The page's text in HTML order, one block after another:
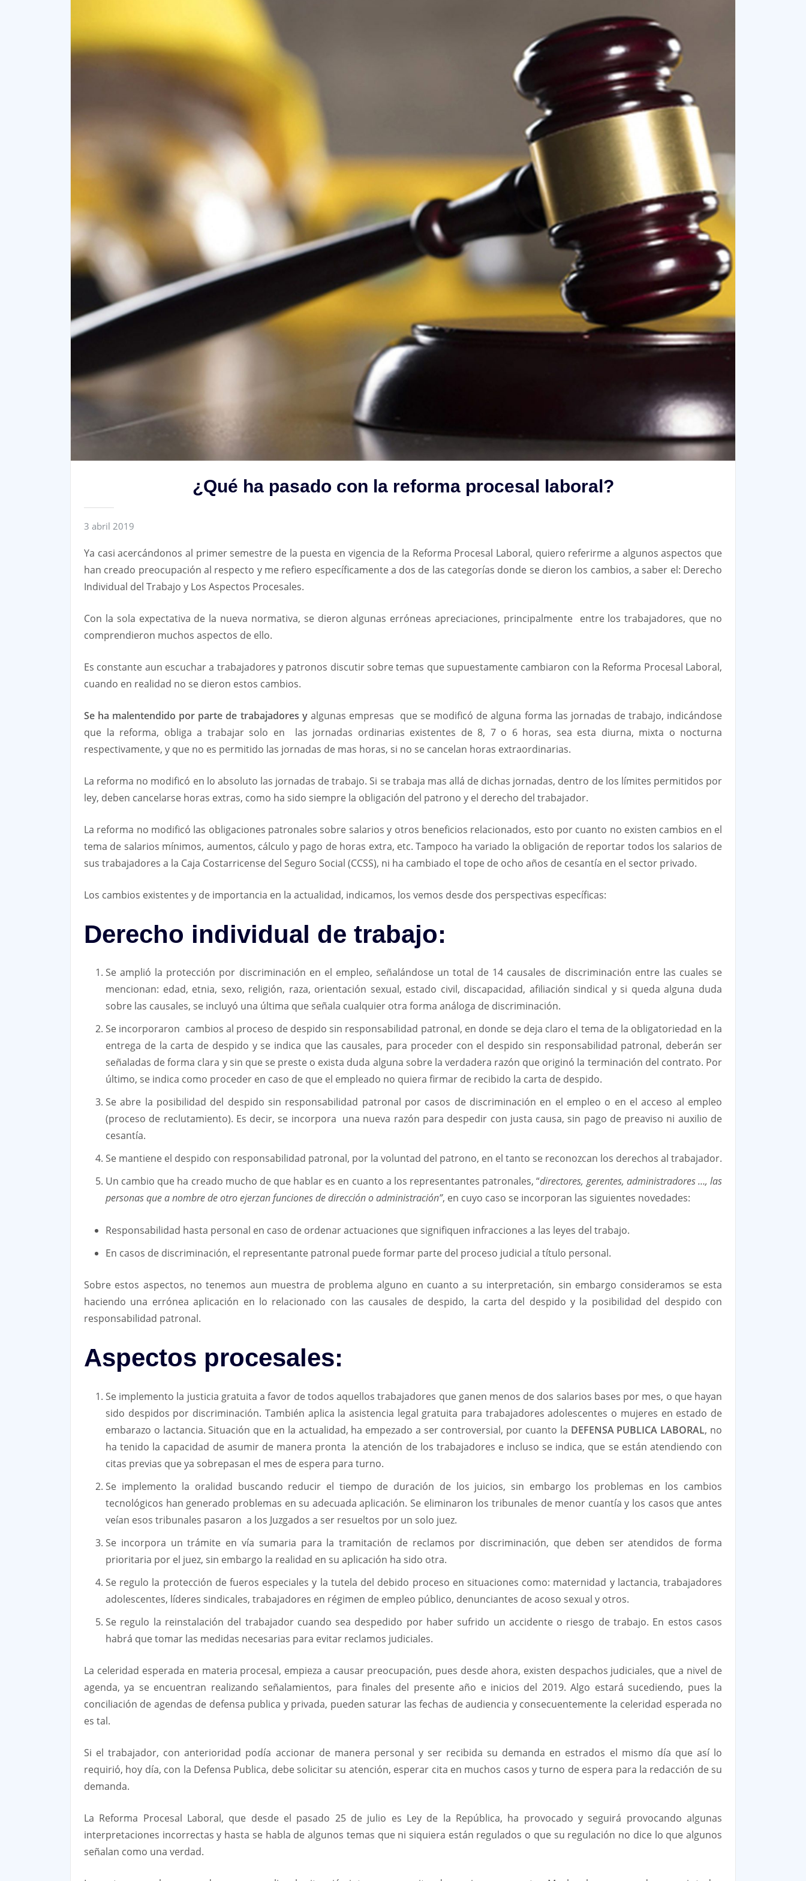
¿Qué ha pasado con la reforma procesal laboral?
3 abril 2019
Ya casi acercándonos al primer semestre de la puesta en vigencia de la Reforma Procesal Laboral, quiero referirme a algunos aspectos que
han creado preocupación al respecto y me refiero específicamente a dos de las categorías donde se dieron los cambios, a saber el: Derecho
Individual del Trabajo y Los Aspectos Procesales.
Con la sola expectativa de la nueva normativa, se dieron algunas erróneas apreciaciones, principalmente entre los trabajadores, que no
comprendieron muchos aspectos de ello.
Es constante aun escuchar a trabajadores y patronos discutir sobre temas que supuestamente cambiaron con la Reforma Procesal Laboral,
cuando en realidad no se dieron estos cambios.
Se ha malentendido por parte de trabajadores y algunas empresas que se modificó de alguna forma las jornadas de trabajo, indicándose
que la reforma, obliga a trabajar solo en las jornadas ordinarias existentes de 8, 7 o 6 horas, sea esta diurna, mixta o nocturna
respectivamente, y que no es permitido las jornadas de mas horas, si no se cancelan horas extraordinarias.
La reforma no modificó en lo absoluto las jornadas de trabajo. Si se trabaja mas allá de dichas jornadas, dentro de los límites permitidos por
ley, deben cancelarse horas extras, como ha sido siempre la obligación del patrono y el derecho del trabajador.
La reforma no modificó las obligaciones patronales sobre salarios y otros beneficios relacionados, esto por cuanto no existen cambios en el
tema de salarios mínimos, aumentos, cálculo y pago de horas extra, etc. Tampoco ha variado la obligación de reportar todos los salarios de
sus trabajadores a la Caja Costarricense del Seguro Social (CCSS), ni ha cambiado el tope de ocho años de cesantía en el sector privado.
Los cambios existentes y de importancia en la actualidad, indicamos, los vemos desde dos perspectivas específicas:
Derecho individual de trabajo:
Se amplió la protección por discriminación en el empleo, señalándose un total de 14 causales de discriminación entre las cuales se
mencionan: edad, etnia, sexo, religión, raza, orientación sexual, estado civil, discapacidad, afiliación sindical y si queda alguna duda
sobre las causales, se incluyó una última que señala cualquier otra forma análoga de discriminación.
Se incorporaron cambios al proceso de despido sin responsabilidad patronal, en donde se deja claro el tema de la obligatoriedad en la
entrega de la carta de despido y se indica que las causales, para proceder con el despido sin responsabilidad patronal, deberán ser
señaladas de forma clara y sin que se preste o exista duda alguna sobre la verdadera razón que originó la terminación del contrato. Por
último, se indica como proceder en caso de que el empleado no quiera firmar de recibido la carta de despido.
Se abre la posibilidad del despido sin responsabilidad patronal por casos de discriminación en el empleo o en el acceso al empleo
(proceso de reclutamiento). Es decir, se incorpora una nueva razón para despedir con justa causa, sin pago de preaviso ni auxilio de
cesantía.
Se mantiene el despido con responsabilidad patronal, por la voluntad del patrono, en el tanto se reconozcan los derechos al trabajador.
Un cambio que ha creado mucho de que hablar es en cuanto a los representantes patronales, “directores, gerentes, administradores …, las
personas que a nombre de otro ejerzan funciones de dirección o administración”, en cuyo caso se incorporan las siguientes novedades:
Responsabilidad hasta personal en caso de ordenar actuaciones que signifiquen infracciones a las leyes del trabajo.
En casos de discriminación, el representante patronal puede formar parte del proceso judicial a título personal.
Sobre estos aspectos, no tenemos aun muestra de problema alguno en cuanto a su interpretación, sin embargo consideramos se esta
haciendo una errónea aplicación en lo relacionado con las causales de despido, la carta del despido y la posibilidad del despido con
responsabilidad patronal.
Aspectos procesales:
Se implemento la justicia gratuita a favor de todos aquellos trabajadores que ganen menos de dos salarios bases por mes, o que hayan
sido despidos por discriminación. También aplica la asistencia legal gratuita para trabajadores adolescentes o mujeres en estado de
embarazo o lactancia. Situación que en la actualidad, ha empezado a ser controversial, por cuanto la DEFENSA PUBLICA LABORAL, no
ha tenido la capacidad de asumir de manera pronta la atención de los trabajadores e incluso se indica, que se están atendiendo con
citas previas que ya sobrepasan el mes de espera para turno.
Se implemento la oralidad buscando reducir el tiempo de duración de los juicios, sin embargo los problemas en los cambios
tecnológicos han generado problemas en su adecuada aplicación. Se eliminaron los tribunales de menor cuantía y los casos que antes
veían esos tribunales pasaron a los Juzgados a ser resueltos por un solo juez.
Se incorpora un trámite en vía sumaria para la tramitación de reclamos por discriminación, que deben ser atendidos de forma
prioritaria por el juez, sin embargo la realidad en su aplicación ha sido otra.
Se regulo la protección de fueros especiales y la tutela del debido proceso en situaciones como: maternidad y lactancia, trabajadores
adolescentes, líderes sindicales, trabajadores en régimen de empleo público, denunciantes de acoso sexual y otros.
Se regulo la reinstalación del trabajador cuando sea despedido por haber sufrido un accidente o riesgo de trabajo. En estos casos
habrá que tomar las medidas necesarias para evitar reclamos judiciales.
La celeridad esperada en materia procesal, empieza a causar preocupación, pues desde ahora, existen despachos judiciales, que a nivel de
agenda, ya se encuentran realizando señalamientos, para finales del presente año e inicios del 2019. Algo estará sucediendo, pues la
conciliación de agendas de defensa publica y privada, pueden saturar las fechas de audiencia y consecuentemente la celeridad esperada no
es tal.
Si el trabajador, con anterioridad podía accionar de manera personal y ser recibida su demanda en estrados el mismo día que así lo
requirió, hoy día, con la Defensa Publica, debe solicitar su atención, esperar cita en muchos casos y turno de espera para la redacción de su
demanda.
La Reforma Procesal Laboral, que desde el pasado 25 de julio es Ley de la República, ha provocado y seguirá provocando algunas
interpretaciones incorrectas y hasta se habla de algunos temas que ni siquiera están regulados o que su regulación no dice lo que algunos
señalan como una verdad.